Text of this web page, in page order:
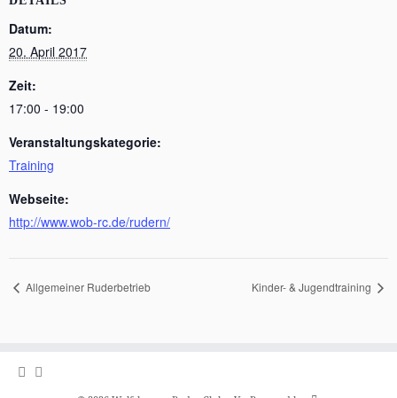
Datum:
20. April 2017
Zeit:
17:00 - 19:00
Veranstaltungskategorie:
Training
Webseite:
http://www.wob-rc.de/rudern/
Allgemeiner Ruderbetrieb Kinder- & Jugendtraining